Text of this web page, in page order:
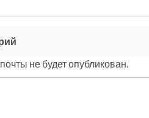
не будет опубликован.